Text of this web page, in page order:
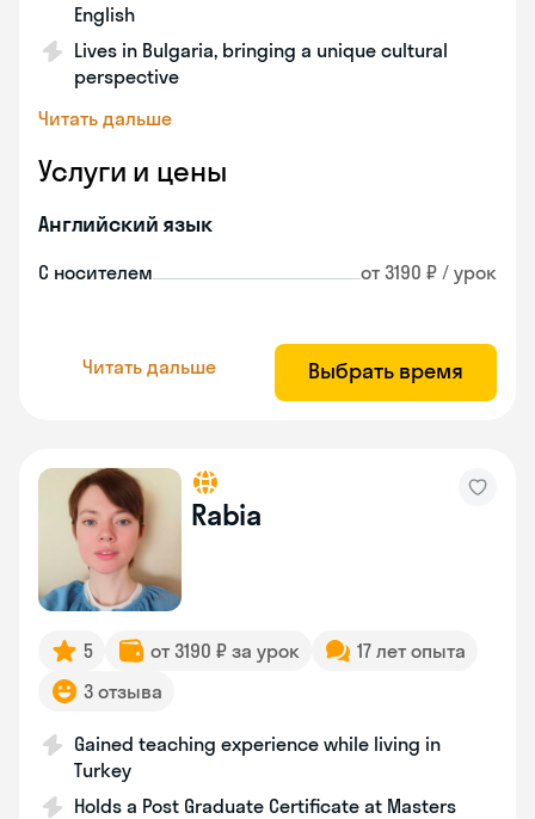
English
Lives in Bulgaria, bringing a unique cultural
perspective
Читать дальше
Услуги и цены
Английский язык
С носителем от 3190 ₽ / урок
Читать дальше Выбрать время
Rabia
5 от 3190 ₽ за урок
17 лет опыта
3 отзыва
Gained teaching experience while living in
Turkey
Holds a Post Graduate Certificate at Masters